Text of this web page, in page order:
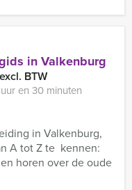
in Valkenburg
BTW
en 30 minuten
in Valkenburg,
A tot Z te kennen:
horen over de oude